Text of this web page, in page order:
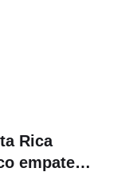
Rica
empate